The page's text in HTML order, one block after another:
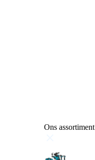
Ons assortiment